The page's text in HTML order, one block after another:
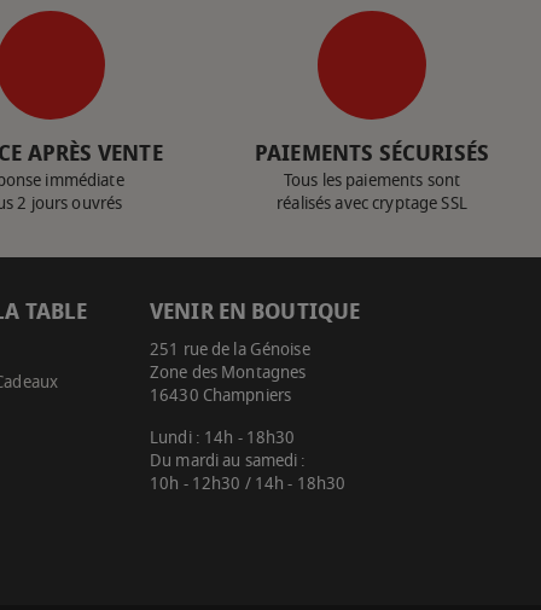
APRÈS VENTE
immédiate
2 jours ouvrés
PAIEMENTS SÉCURISÉS
Tous les paiements sont
réalisés avec cryptage SSL
TABLE VENIR EN BOUTIQUE
251 rue de la Génoise
Zone des Montagnes
16430 Champniers
Lundi : 14h - 18h30
Du mardi au samedi :
10h - 12h30 / 14h - 18h30